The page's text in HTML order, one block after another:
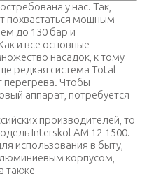
у нас. Так,
похвастаться мощным
до 130 бар и
и все основные
насадок, к тому
редкая система Total
Чтобы
аппарат, потребуется
производителей, то
Interskol AM 12-1500.
использования в быту,
корпусом,
также